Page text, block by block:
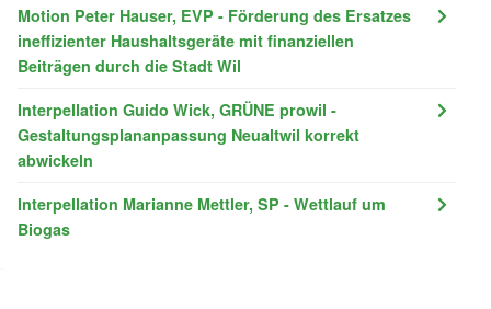
Motion Peter Hauser, EVP - Förderung des Ersatzes
ineffizienter Haushaltsgeräte mit finanziellen
Beiträgen durch die Stadt Wil
Interpellation Guido Wick, GRÜNE prowil -
Gestaltungsplananpassung Neualtwil korrekt
abwickeln
Interpellation Marianne Mettler, SP - Wettlauf um
Biogas